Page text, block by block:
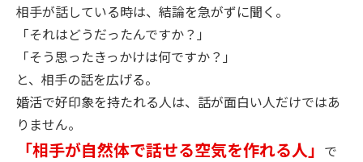
相手が話している時は、結論を急がずに聞く。
「それはどうだったんですか？」
「そう思ったきっかけは何ですか？」
と、相手の話を広げる。
婚活で好印象を持たれる人は、話が面白い人だけではあ
りません。
「相手が自然体で話せる空気を作れる人」 で